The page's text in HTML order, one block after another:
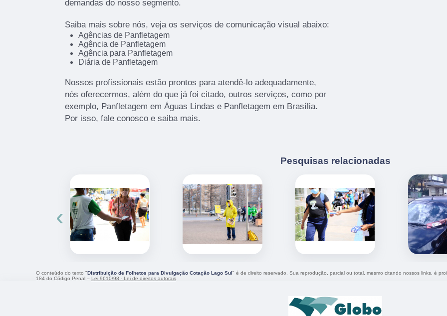
demandas do nosso segmento.
Saiba mais sobre nós, veja os serviços de comunicação visual abaixo:
Agências de Panfletagem
Agência de Panfletagem
Agência para Panfletagem
Diária de Panfletagem
Nossos profissionais estão prontos para atendê-lo adequadamente,
nós oferecermos, além do que já foi citado, outros serviços, como por
exemplo, Panfletagem em Águas Lindas e Panfletagem em Brasília.
Por isso, fale conosco e saiba mais.
Pesquisas relacionadas
‹
O conteúdo do texto "Distribuição de Folhetos para Divulgação Cotação Lago Sul" é de direito reservado. Sua reprodução, parcial ou total, mesmo citando nossos links, é
184 do Código Penal – Lei 9610/98 - Lei de direitos autorais